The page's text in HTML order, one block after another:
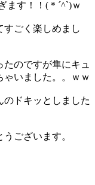
ます！！(＊´^`)ｗ
すごく楽しめまし
のですが隼にキュ
いました。。ｗｗ
のドキッとしました
ございます。